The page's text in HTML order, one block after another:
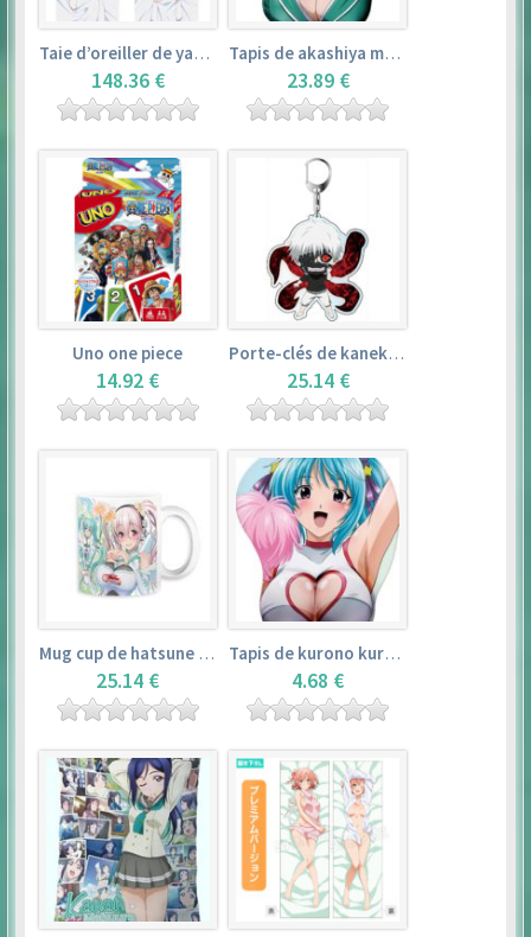
Taie d’oreiller de yamada elf – eromanga sensei
148.36 €
Tapis de akashiya moka – rosario + vampire
23.89 €
Uno one piece
14.92 €
Porte-clés de kaneki ken – tokyo ghoul
25.14 €
Mug cup de hatsune miku & super sonico – vocaloid
25.14 €
Tapis de kurono kurumu – rosario + vampire
4.68 €